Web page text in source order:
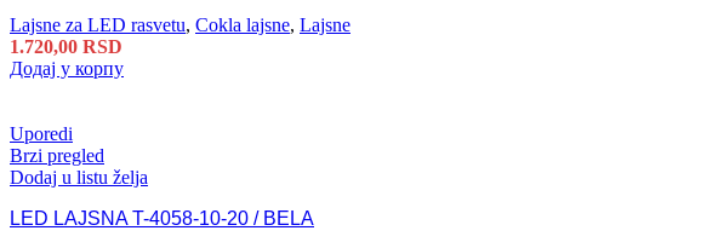
Lajsne za LED rasvetu, Cokla lajsne, Lajsne
1.720,00 RSD
Додај у корпу
Uporedi
Brzi pregled
Dodaj u listu želja
LED LAJSNA T-4058-10-20 / BELA